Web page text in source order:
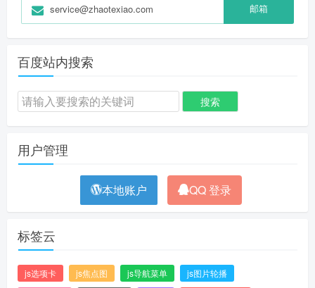
service@zhaotexiao.com 邮箱
百度站内搜索
用户管理
本地账户 QQ 登录
标签云
js选项卡 js焦点图 js导航菜单
js图片轮播